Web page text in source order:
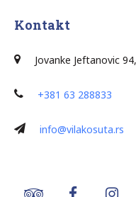
Kontakt
Jovanke Jeftanovic
+381 63 288833
info@vilakosuta.rs